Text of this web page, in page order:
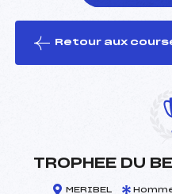
le ski
Retour aux
TROPHEE DU
MERIBEL